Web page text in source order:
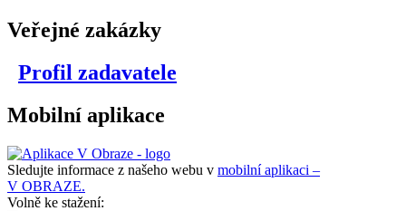
Veřejné zakázky
Profil zadavatele
Mobilní aplikace
Sledujte informace z našeho webu v mobilní aplikaci –
V OBRAZE.
Volně ke stažení: